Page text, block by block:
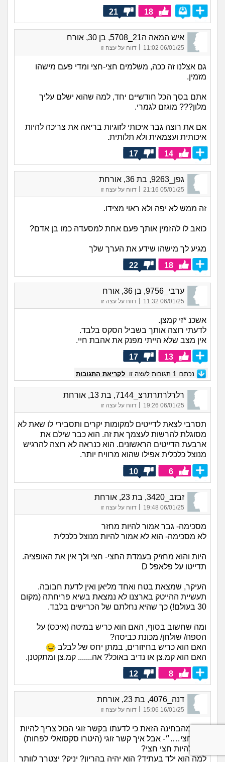
18
21
איש המאה ה21_5708, בן 30, אורח
06/01/25 11:02
| דווח על עצה זו
גם אצלנו זה ככה, משלמים חצי-חצי ומדי פעם מישהו
מזמין.
אתם בסך הכל חודשיים יחד, למה שהוא ישלם עליך
מלון??? מוגזם לגמרי.
אם את רוצה גבר איכותי לזוגיות בריאה את צריכה להיות
איכותית ועצמאית ולא תלותית.
14
17
גפן_9263, בת 36, אורחת
05/01/25 21:16
| דווח על עצה זו
זה ממש לא יפה ולא ראוי מצידו.
כואב לו להזמין אותך פעם אחת למסעדה כמו בן אדם?
מגיע לך מישהו שידע את הערך שלך
18
22
ערבי_9756, בן 36, אורח
06/01/25 11:32 דווח על עצה זו
אשכנ *זי קמצן.
לדעתי רוצה אותך בשביל הסקס בלבד.
אין מצב שלא הייתי מפנק את אהבת חיי.
13
17
נכתבו 1 תגובות לעצה זו. לקריאת התגובות
רלרלרתרתרצ_7144, בת 13, אורחת
06/01/25 19:26 דווח על עצה זו
תסרבי לצאת לדייטים למקומות יקרים ותסבירי לו שאת לא
מסוגלת להרשות לעצמך את זה. הוא כבר שילם את
ארבעת הדייטים הראשונים. הוא כנראה לא רוצה להרגיש
מנוצל כלכלית אפילו שהוא מרוויח יותר.
6
10
זבזב_3420, בת 23, אורחת
06/01/25 19:48
| דווח על עצה זו
מסכימה- גבר אמור להיות מחזר
לא מסכימה- הוא לא אמור להיות מנוצל כלכלית
היות והוא מחזיק בעמדת החצי- חצי ולך אין את האופציה.
תדייטו על פלאפל D
העיקר, שמצאת בטח ואחד מליאן ואין לדעת חבובה.
תעשיית ההייטק בארצנו לא נמצאת בשיא פריחתה (מקום
30 בעולם!) כך שהיא נחלתם של הכרישים בלבד.
ומה שחשוב בסוף, האם הוא כריש במיטה (איכס) על
הספה/ שולחן/ מכונת כביסה?
האם הוא כריש בחיזורים, במתן יחס של לבלב
האם הוא קמ.צן או נדיב באוכל? אה....... קמ.צן ומתקטנן.
8
12
דנה_4076, בת 23, אורחת
16/01/25 15:06 דווח על עצה זו
״….מהבחינה הזאת כי לדעתו בקשר זוגי הכול צריך להיות
חצי חצי….״- אבל איך קשר זוגי (היטרו סקסואלי לפחות)
יכול להיות חצי חצי?
למה הוא ילד בעתיד? הוא יהיה בהריון? יניק? יצטרך לוותר